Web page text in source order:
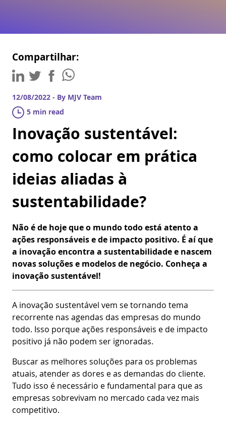
Compartilhar:
12/08/2022 - By MJV Team
5 min read
Inovação sustentável:
como colocar em prática
ideias aliadas à
sustentabilidade?
Não é de hoje que o mundo todo está atento a
ações responsáveis e de impacto positivo. É aí que
a inovação encontra a sustentabilidade e nascem
novas soluções e modelos de negócio. Conheça a
inovação sustentável!
A inovação sustentável vem se tornando tema
recorrente nas agendas das empresas do mundo
todo. Isso porque ações responsáveis e de impacto
positivo já não podem ser ignoradas.
Buscar as melhores soluções para os problemas
atuais, atender as dores e as demandas do cliente.
Tudo isso é necessário e fundamental para que as
empresas sobrevivam no mercado cada vez mais
competitivo.